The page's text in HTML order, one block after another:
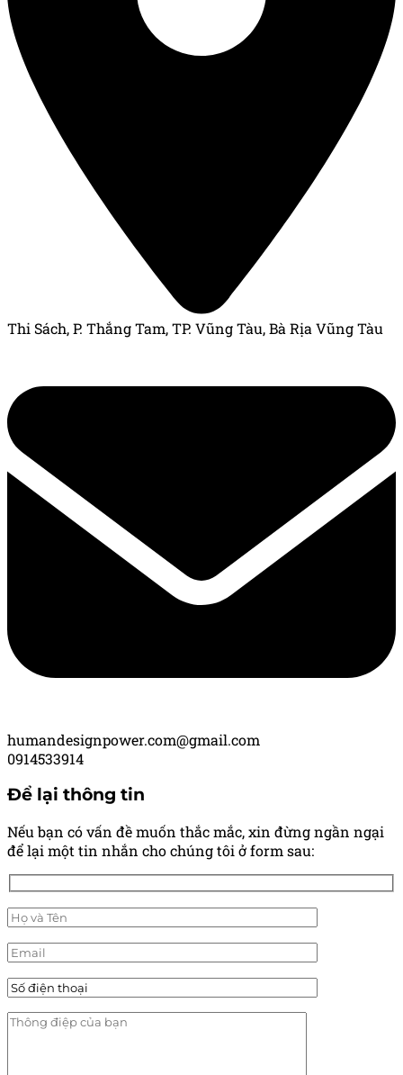
Thi Sách, P. Thắng Tam, TP. Vũng Tàu, Bà Rịa Vũng Tàu
humandesignpower.com@gmail.com
0914533914
Để lại thông tin
Nếu bạn có vấn đề muốn thắc mắc, xin đừng ngần ngại
để lại một tin nhắn cho chúng tôi ở form sau: